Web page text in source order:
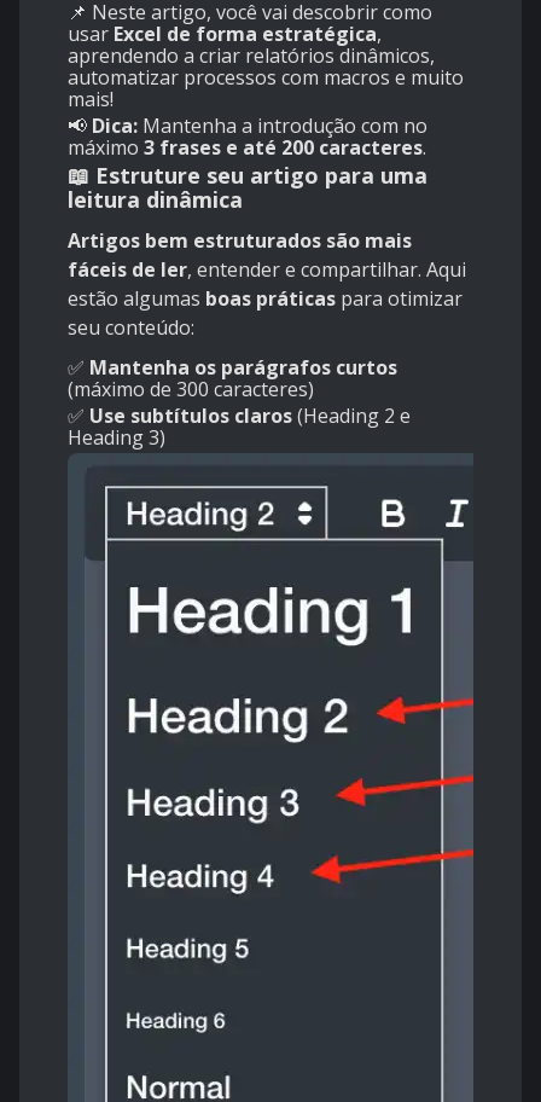
📌 Neste artigo, você vai descobrir como
usar Excel de forma estratégica,
aprendendo a criar relatórios dinâmicos,
automatizar processos com macros e muito
mais!
📢 Dica: Mantenha a introdução com no
máximo 3 frases e até 200 caracteres.
📖 Estruture seu artigo para uma
leitura dinâmica
Artigos bem estruturados são mais
fáceis de ler, entender e compartilhar. Aqui
estão algumas boas práticas para otimizar
seu conteúdo:
✅ Mantenha os parágrafos curtos
(máximo de 300 caracteres)
✅ Use subtítulos claros(Heading 2 e
Heading 3)